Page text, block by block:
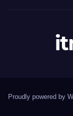
Proudly powered by